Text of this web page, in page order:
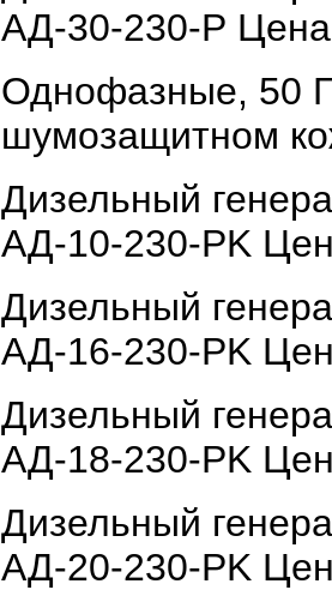
АД-30-230-Р
Однофазные, 50
шумозащитном
Дизельный
АД-10-230-РK
Дизельный
АД-16-230-РK
Дизельный
АД-18-230-РK
Дизельный
АД-20-230-РK